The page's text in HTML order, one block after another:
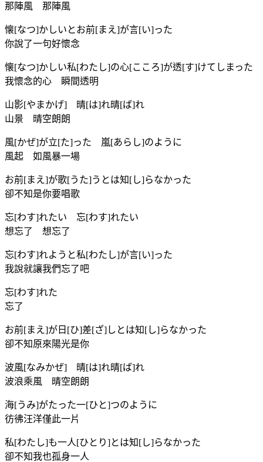
那陣風 那陣風
懐[なつ]かしいとお前[まえ]が言[い]った
你說了一句好懷念
懐[なつ]かしい私[わたし]の心[こころ]が透[す]けてしまった
我懷念的心 瞬間透明
山影[やまかげ] 晴[は]れ晴[ば]れ
山景 晴空朗朗
風[かぜ]が立[た]った 嵐[あらし]のように
風起 如風暴一場
お前[まえ]が歌[うた]うとは知[し]らなかった
卻不知是你要唱歌
忘[わす]れたい 忘[わす]れたい
想忘了 想忘了
忘[わす]れようと私[わたし]が言[い]った
我說就讓我們忘了吧
忘[わす]れた
忘了
お前[まえ]が日[ひ]差[ざ]しとは知[し]らなかった
卻不知原來陽光是你
波風[なみかぜ] 晴[は]れ晴[ば]れ
波浪乘風 晴空朗朗
海[うみ]がたった一[ひと]つのように
彷彿汪洋僅此一片
私[わたし]も一人[ひとり]とは知[し]らなかった
卻不知我也孤身一人